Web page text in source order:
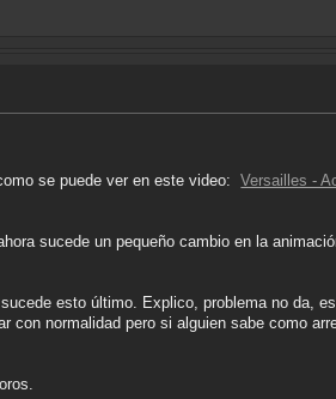
se puede ver en este video:Versailles -
sucede un pequeño cambio en la
esto último. Explico, problema no da,
con normalidad pero si alguien sabe como